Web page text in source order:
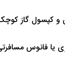
و کپسول گاز
یا فانوس